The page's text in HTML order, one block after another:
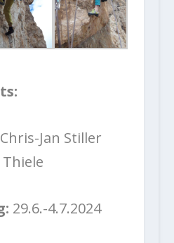
Chris-Jan Stiller
29.6.-4.7.2024